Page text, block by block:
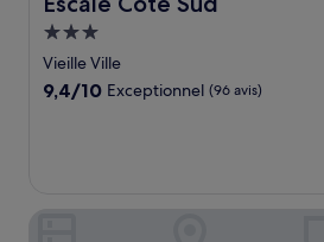
Hébergement
3.0 étoiles
Vieille Ville
9.4
9,4/10 Exceptionnel (96 avis)